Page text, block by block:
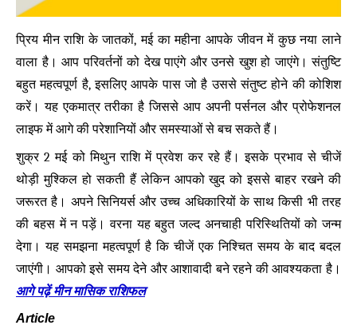
प्रिय मीन राशि के जातकों, मई का महीना आपके जीवन में कुछ नया लाने
वाला है। आप परिवर्तनों को देख पाएंगे और उनसे खुश हो जाएंगे। संतुष्टि
बहुत महत्वपूर्ण है, इसलिए आपके पास जो है उससे संतुष्ट होने की कोशिश
करें। यह एकमात्र तरीका है जिससे आप अपनी पर्सनल और प्रोफेशनल
लाइफ में आगे की परेशानियों और समस्याओं से बच सकते हैं।
शुक्र 2 मई को मिथुन राशि में प्रवेश कर रहे हैं। इसके प्रभाव से चीजें
थोड़ी मुश्किल हो सकती हैं लेकिन आपको खुद को इससे बाहर रखने की
जरूरत है। अपने सिनियर्स और उच्च अधिकारियों के साथ किसी भी तरह
की बहस में न पड़ें। वरना यह बहुत जल्द अनचाही परिस्थितियों को जन्म
देगा। यह समझना महत्वपूर्ण है कि चीजें एक निश्चित समय के बाद बदल
जाएंगी। आपको इसे समय देने और आशावादी बने रहने की आवश्यकता है।
आगे पढ़ें मीन मासिक राशिफल
Article